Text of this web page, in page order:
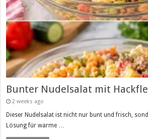
Bunter Nudelsalat mit
2 weeks ago
Dieser Nudelsalat ist nicht nur bunt und frisch,
Lösung für warme …